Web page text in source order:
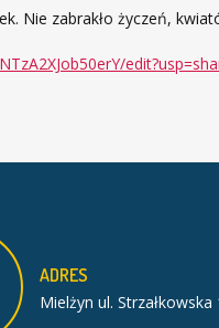
Nie zabrakło życzeń,
ADRES
Mielżyn ul. Strzałkowska